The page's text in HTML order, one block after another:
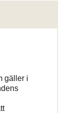
gäller i